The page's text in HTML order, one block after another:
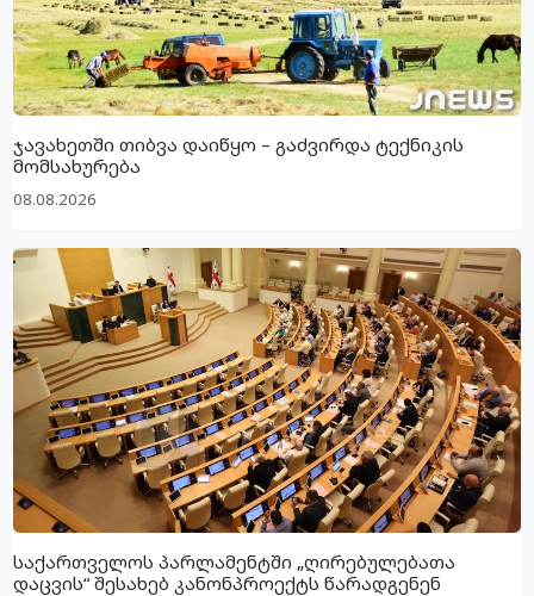
ჯავახეთში თიბვა დაიწყო – გაძვირდა ტექნიკის
მომსახურება
08.08.2026
საქართველოს პარლამენტში „ღირებულებათა
დაცვის“ შესახებ კანონპროექტს წარადგენენ